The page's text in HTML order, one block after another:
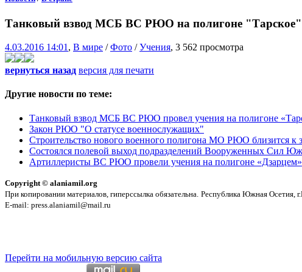
Танковый взвод МСБ ВС РЮО на полигоне
4.03.2016 14:01 , В мире /Фото /Учения, 3 562 просмотра
вернуться назад версия для печати
Другие новости по теме:
Танковый взвод МСБ ВС РЮО провел учения на полигоне
Закон РЮО "О статусе военнослужащих"
Строительство нового военного полигона МО РЮО близится к
Состоялся полевой выход подразделений Вооруженных Сил
Артиллеристы ВС РЮО провели учения на полигоне «Дзарцем»
Copyright © alaniamil.org
При копировании материалов, гиперссылка обязательна. Республика Южная Осетия,
E-mail: press.alaniamil@mail.ru
Перейти на мобильную версию сайта